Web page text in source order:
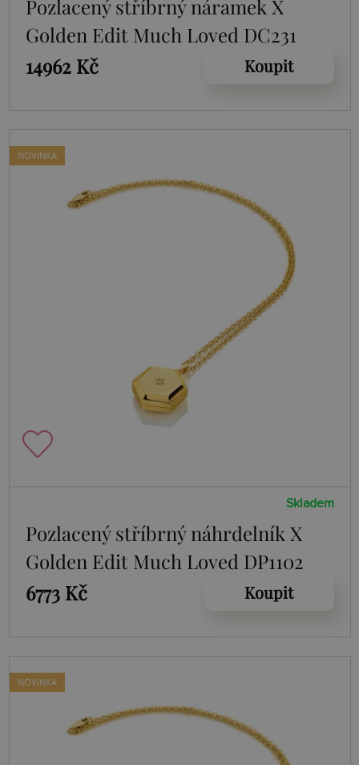
Pozlacený stříbrný náramek X
Golden Edit Much Loved DC231
14962 Kč
Koupit
NOVINKA
Skladem
Pozlacený stříbrný náhrdelník X
Golden Edit Much Loved DP1102
6773 Kč
Koupit
NOVINKA